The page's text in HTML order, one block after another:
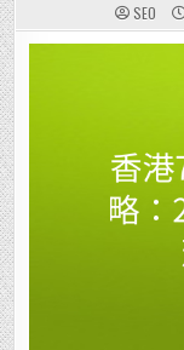
SEO